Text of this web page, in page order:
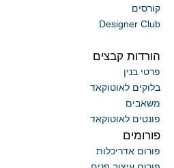
קורסים
Designer Club
הורדות קבצים
פרטי בנין
בלוקים לאוטוקאד
משאבים
פונטים לאוטוקאד
פורומים
פורום אדריכלות